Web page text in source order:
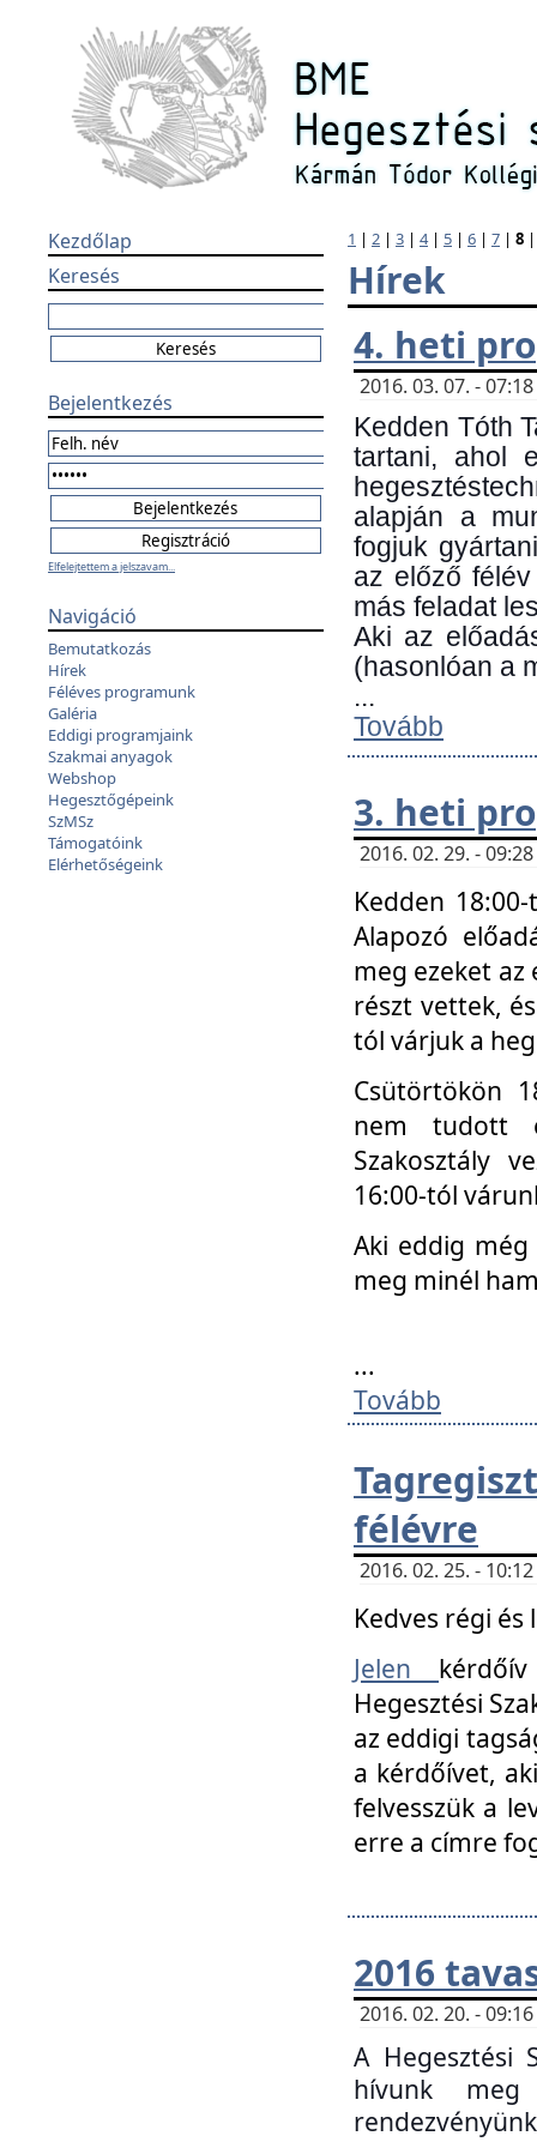
Kezdőlap
Keresés
Bejelentkezés
Elfelejtettem a jelszavam...
Navigáció
Bemutatkozás
Hírek
Féléves programunk
Galéria
Eddigi programjaink
Szakmai anyagok
Webshop
Hegesztőgépeink
SzMSz
Támogatóink
Elérhetőségeink
1 | 2 | 3 | 4| 5 | 6 | 7 | 8
Hírek
4. heti
2016. 03. 07. -
Kedden Tóth
tartani, ahol
alapján a
fogjuk
az előző
más feladat
Aki az
(hasonlóan a
...
Tovább
3. heti
2016. 02. 29. -
Kedden
Alapozó
meg ezeket
részt vettek,
tól várjuk a
Csütörtökön
nem tudott
Szakosztály
16:00-tól
Aki eddig
meg minél
...
Tovább
félévre
2016. 02. 25. -
Kedves régi
Jelen
Hegesztési
az eddigi
a kérdőívet,
felvesszük a
erre a címre
2016
2016. 02. 20. -
A Hegesztési
hívunk